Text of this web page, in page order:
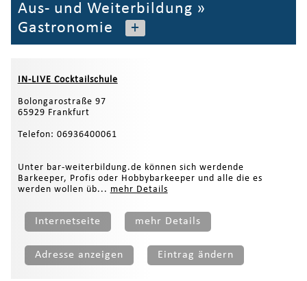
Aus- und Weiterbildung »
Gastronomie
+
IN-LIVE Cocktailschule
Bolongarostraße 97
65929 Frankfurt
Telefon: 06936400061
Unter bar-weiterbildung.de können sich werdende
Barkeeper, Profis oder Hobbybarkeeper und alle die es
werden wollen üb... mehr Details
Internetseite mehr Details
Adresse anzeigen Eintrag ändern